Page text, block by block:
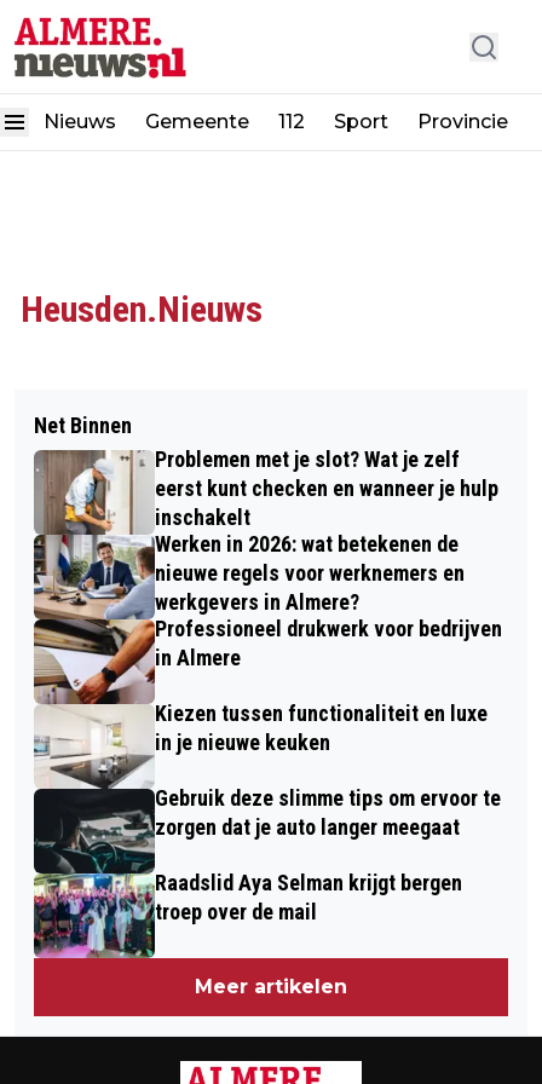
Nieuws Gemeente 112 Sport Provincie
Heusden.Nieuws
Net Binnen
Problemen met je slot? Wat je zelf
eerst kunt checken en wanneer je hulp
inschakelt
Werken in 2026: wat betekenen de
nieuwe regels voor werknemers en
werkgevers in Almere?
Professioneel drukwerk voor bedrijven
in Almere
Kiezen tussen functionaliteit en luxe
in je nieuwe keuken
Gebruik deze slimme tips om ervoor te
zorgen dat je auto langer meegaat
Raadslid Aya Selman krijgt bergen
troep over de mail
Meer artikelen